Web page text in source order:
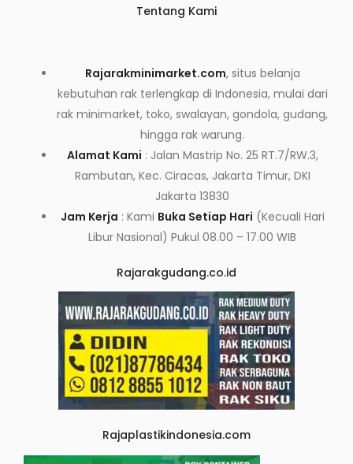
Tentang Kami
Rajarakminimarket.com, situs belanja
kebutuhan rak terlengkap di Indonesia, mulai dari
rak minimarket, toko, swalayan, gondola, gudang,
hingga rak warung.
Alamat Kami : Jalan Mastrip No. 25 RT.7/RW.3,
Rambutan, Kec. Ciracas, Jakarta Timur, DKI
Jakarta 13830
Jam Kerja : Kami Buka Setiap Hari (Kecuali Hari
Libur Nasional) Pukul 08.00 – 17.00 WIB
Rajarakgudang.co.id
Rajaplastikindonesia.com